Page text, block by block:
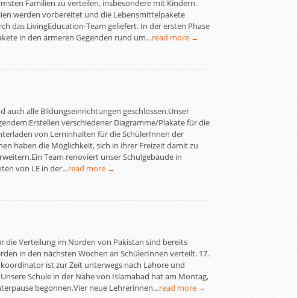
Familien zu verteilen, insbesondere mit Kindern.
werden vorbereitet und die Lebensmittelpakete
das LivingEducation-Team geliefert. In der ersten Phase
in den ärmeren Gegenden rund um…read more →
auch alle Bildungseinrichtungen geschlossen.Unser
verschiedener Diagramme/Plakate für die
von Lerninhalten für die SchülerInnen der
haben die Möglichkeit, sich in ihrer Freizeit damit zu
Team renoviert unser Schulgebäude in
von LE in der…read more →
die Verteilung im Norden von Pakistan sind bereits
in den nächsten Wochen an SchülerInnen verteilt. 17.
ist zur Zeit unterwegs nach Lahore und
Unsere Schule in der Nähe von Islamabad hat am Montag,
begonnen.Vier neue Lehrerinnen…read more →